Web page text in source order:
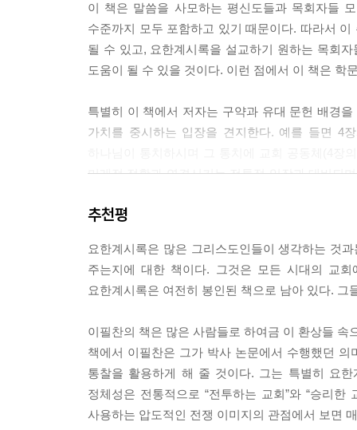
결론부 바벨론의 심판과 새예루살렘의 영광(17:1-
결론부 1 악의 세력, 그 심판과 멸망(17-20장) 450
I. 바벨론에 대한 심판(17:1-19:10) 456
1)음녀 바벨론에 대한 환상(17:1-6) 456
2)환상에 대한 천사의 해석(17:7-14) 493
2)하늘로부터 음성의 바벨론 멸망 선포(18:4-20)(B)
(1)바벨론 멸망의 선포(18:4-8) 558
(2)바벨론의 멸망으로 인한 세 부류의 애가(18:9-
[18:9-10] 땅의 왕들의 애가 589
[18:17b-19] 바다 사람들의 애가 601
(3)기쁨으로 초대(18:20) 605
3)힘센 천사의 바벨론 심판 선포(18:21-24)(A') 610
4)하늘의 음성이 바벨론 멸망에 대해 하나님을 찬
[19:1-5] 기쁨으로 초대에 대한 반응 633
결국 예배와 성만찬의 현장에서 청중들을 대표하
수여 오시옵소서”라고 외칠 때, 청중들은 예수님
현장의 공동 체는 예수님의 임재 가운데 압도되
--- p.1024
이 책은 말씀을 사모하는 평신도들과 목회자들
수준까지 모두 포함하고 있기 때문이다. 따라서
될 수 있고, 요한계시록을 설교하기 원하는 목회
도움이 될 수 있을 것이다. 이런 점에서 이 책은 학
특별히 이 책에서 저자는 구약과 유대 문헌 배경
가치를 중시하는 입장을 견지한다. 예를 들면 4
미래적 정황과 연결시키는 전통적 입장과 대비되
자연스럽게 조화를 이룬다. 저자는 본문을 해석
진행된다. 따라서 현천년설에 대한 주해적 근거에
이 책의 특별한 점은 요한계시록 본문을 원문에
주해의 과정에서 필요하면 어떤 쟁점이 되는 주
스스로 판단할 수 있도록 도우며 평신도들도 원
백과 사전처럼 요한계시록 본문의 모둔 부분 구석
통독할 수 있지만 또한 이 책을 친구처럼 옆에 두
저자가 요한계시록 연구의 필수적 요소인 구약
추천평
요한계시록은 많은 그리스도인들이 생각하는 것
주는지에 대한 책이다. 그것은 모든 시대의 교
요한계시록은 여전히 봉인된 책으로 남아 있다.
이필찬의 책은 많은 사람들로 하여금 이 환상들
책에서 이필찬은 그가 박사 논문에서 수행했던
통찰을 활용하게 해 줄 것이다. 그는 특별히 요
정체성은 전통적으로 “전투하는 교회”와 “승리
사용하는 압도적인 전쟁 이미지의 관점에서 보면